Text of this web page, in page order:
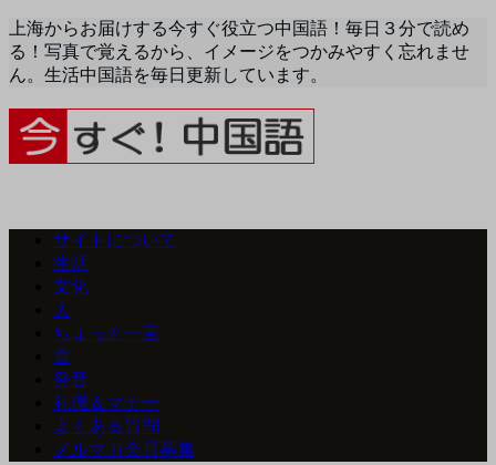
上海からお届けする今すぐ役立つ中国語！毎日３分で読め
る！写真で覚えるから、イメージをつかみやすく忘れませ
ん。生活中国語を毎日更新しています。
サイトについて
生活
文化
人
ちょっと一言
食
発音
礼儀＆マナー
よくある質問
メルマガ会員募集